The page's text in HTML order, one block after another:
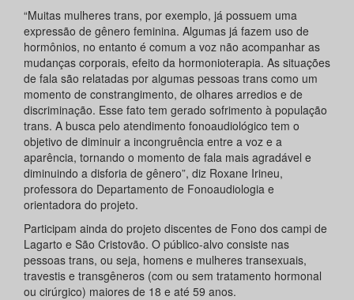
“Muitas mulheres trans, por exemplo, já possuem uma
expressão de gênero feminina. Algumas já fazem uso de
hormônios, no entanto é comum a voz não acompanhar as
mudanças corporais, efeito da hormonioterapia. As situações
de fala são relatadas por algumas pessoas trans como um
momento de constrangimento, de olhares arredios e de
discriminação. Esse fato tem gerado sofrimento à população
trans. A busca pelo atendimento fonoaudiológico tem o
objetivo de diminuir a incongruência entre a voz e a
aparência, tornando o momento de fala mais agradável e
diminuindo a disforia de gênero”, diz Roxane Irineu,
professora do Departamento de Fonoaudiologia e
orientadora do projeto.
Participam ainda do projeto discentes de Fono dos campi de
Lagarto e São Cristovão. O público-alvo consiste nas
pessoas trans, ou seja, homens e mulheres transexuais,
travestis e transgêneros (com ou sem tratamento hormonal
ou cirúrgico) maiores de 18 e até 59 anos.